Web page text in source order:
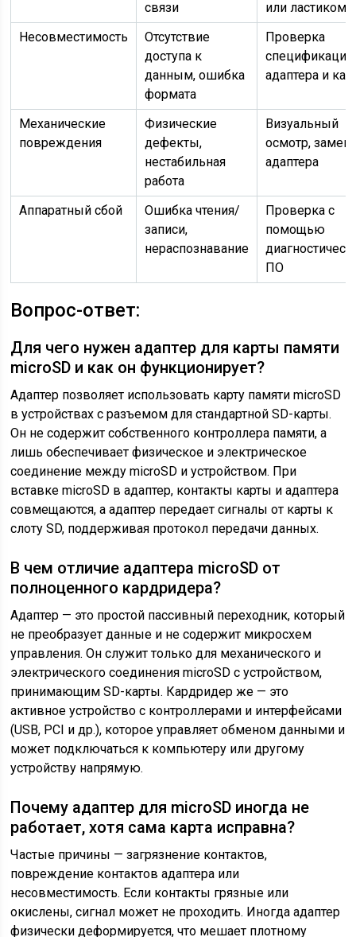
связи
или ластиком
Несовместимость
Отсутствие
доступа к
данным, ошибка
формата
Проверка
спецификаций
адаптера и
Механические
повреждения
Физические
дефекты,
нестабильная
работа
Визуальный
осмотр,
адаптера
Аппаратный сбой
Ошибка чтения/
записи,
нераспознавание
Проверка с
помощью
ПО
Вопрос-ответ:
Для чего нужен адаптер для карты памяти
microSD и как он функционирует?
Адаптер позволяет использовать карту памяти microSD
в устройствах с разъемом для стандартной SD-карты.
Он не содержит собственного контроллера памяти, а
лишь обеспечивает физическое и электрическое
соединение между microSD и устройством. При
вставке microSD в адаптер, контакты карты и адаптера
совмещаются, а адаптер передает сигналы от карты к
слоту SD, поддерживая протокол передачи данных.
В чем отличие адаптера microSD от
полноценного кардридера?
Адаптер — это простой пассивный переходник, который
не преобразует данные и не содержит микросхем
управления. Он служит только для механического и
электрического соединения microSD с устройством,
принимающим SD-карты. Кардридер же — это
активное устройство с контроллерами и интерфейсами
(USB, PCI и др.), которое управляет обменом данными и
может подключаться к компьютеру или другому
устройству напрямую.
Почему адаптер для microSD иногда не
работает, хотя сама карта исправна?
Частые причины — загрязнение контактов,
повреждение контактов адаптера или
несовместимость. Если контакты грязные или
окислены, сигнал может не проходить. Иногда адаптер
физически деформируется, что мешает плотному